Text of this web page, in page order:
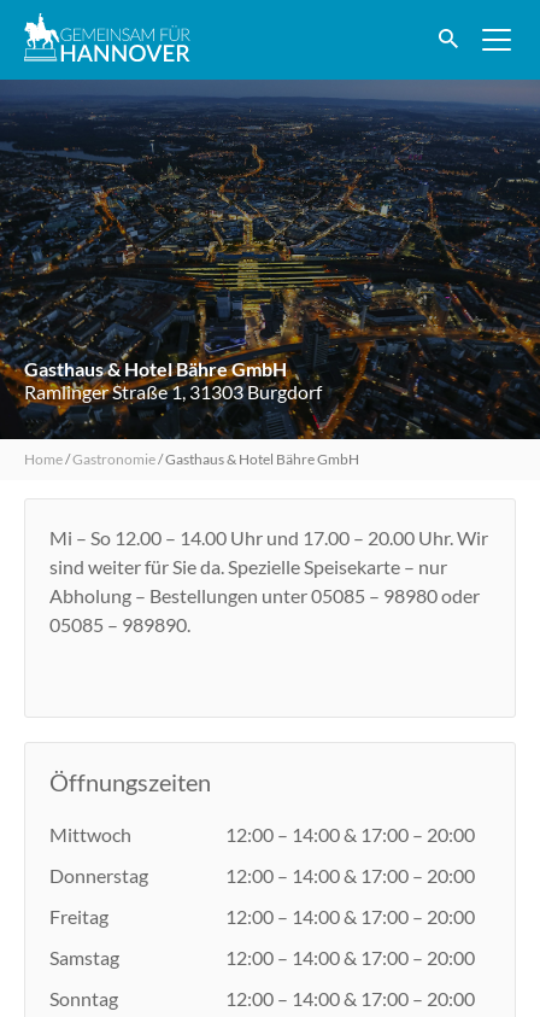
Gasthaus & Hotel Bähre GmbH
Ramlinger Straße 1, 31303 Burgdorf
Home/Gastronomie/Gasthaus & Hotel Bähre GmbH
Mi – So 12.00 – 14.00 Uhr und 17.00 – 20.00 Uhr. Wir
sind weiter für Sie da. Spezielle Speisekarte – nur
Abholung – Bestellungen unter 05085 – 98980 oder
05085 – 989890.
Öffnungszeiten
Mittwoch
12:00 – 14:00 & 17:00 – 20:00
Donnerstag
12:00 – 14:00 & 17:00 – 20:00
Freitag
12:00 – 14:00 & 17:00 – 20:00
Samstag
12:00 – 14:00 & 17:00 – 20:00
Sonntag
12:00 – 14:00 & 17:00 – 20:00